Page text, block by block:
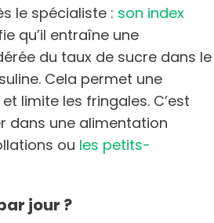
le spécialiste : son index
qu’il entraîne une
du taux de sucre dans le
Cela permet une
limite les fringales. C’est
dans une alimentation
ou les petits-
jour ?